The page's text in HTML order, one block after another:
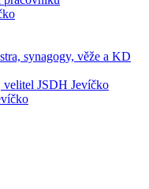
synagogy, věže a KD
velitel JSDH Jevíčko